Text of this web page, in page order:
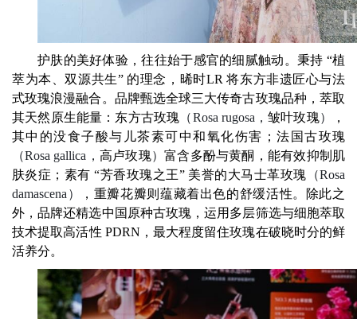
护肤的美好体验，往往始于感官的细腻触动。秉持 “植
萃为本、双源共生” 的理念，晞时LR 将东方非遗匠心与法
式玫瑰浪漫融合。品牌甄选全球三大传奇古玫瑰品种，萃取
其天然原生能量：东方古玫瑰 （Rosa rugosa ，皱叶玫瑰）
，
其中的没食子酸与儿茶素可中和氧化伤害；法国古玫瑰
（Rosa gallica ， 高卢玫瑰）富含多酚与黄酮，能有效抑制肌
肤炎症；素有 “芳香玫瑰之王” 美誉的大马士革玫瑰 （Rosa
damascena ）
，重瓣花瓣则蕴藏着出色的舒缓活性。除此之
外，品牌还精选中国原种古玫瑰，运用多层筛选与细胞萃取
技术提取高活性 PDRN，最大程度留住玫瑰在破晓时分的鲜
活养分。